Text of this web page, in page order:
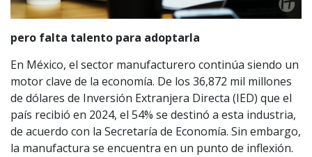
pero falta talento para adoptarla
En México, el sector manufacturero continúa siendo un
motor clave de la economía. De los 36,872 mil millones
de dólares de Inversión Extranjera Directa (IED) que el
país recibió en 2024, el 54% se destinó a esta industria,
de acuerdo con la Secretaría de Economía. Sin embargo,
la manufactura se encuentra en un punto de inflexión.